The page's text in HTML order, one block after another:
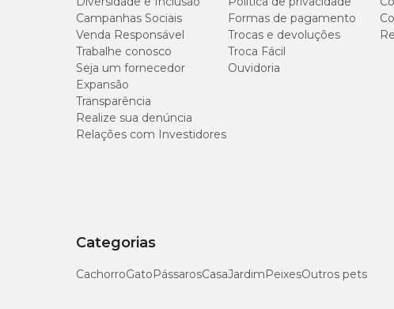
Fórmula
S-Adenosilmetionina (mín.)
Extrato de Cardo Mariano (mín.)
Extrato Etéreo (mín.)
Campanhas Sociais
Venda Responsável
Trabalhe conosco
Seja um fornecedor
Expansão
Transparência
Realize sua denúncia
Relações com Investidores
Formas de pagamento
Trocas e devoluções
Troca Fácil
Ouvidoria
Categorias
CachorroGatoPássarosCasaJardimPeixesOutros pets